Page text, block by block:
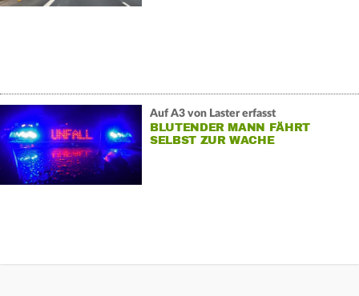
Auf A3 von Laster erfasst
BLUTENDER MANN FÄHRT
SELBST ZUR WACHE